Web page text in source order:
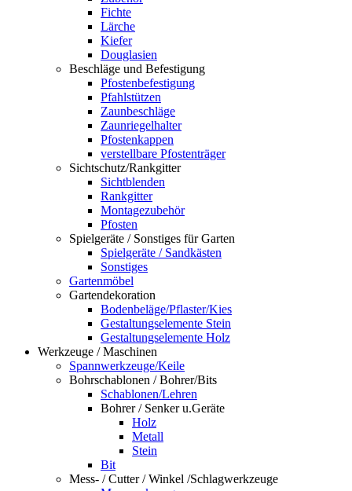
Fichte
Lärche
Kiefer
Douglasien
Beschläge und Befestigung
Pfostenbefestigung
Pfahlstützen
Zaunbeschläge
Zaunriegelhalter
Pfostenkappen
verstellbare Pfostenträger
Sichtschutz/Rankgitter
Sichtblenden
Rankgitter
Montagezubehör
Pfosten
Spielgeräte / Sonstiges für Garten
Spielgeräte / Sandkästen
Sonstiges
Gartenmöbel
Gartendekoration
Bodenbeläge/Pflaster/Kies
Gestaltungselemente Stein
Gestaltungselemente Holz
Werkzeuge / Maschinen
Spannwerkzeuge/Keile
Bohrschablonen / Bohrer/Bits
Schablonen/Lehren
Bohrer / Senker u.Geräte
Holz
Metall
Stein
Bit
Mess- / Cutter / Winkel /Schlagwerkzeuge